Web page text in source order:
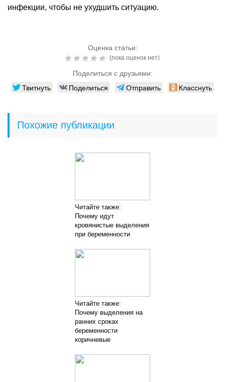
инфекции, чтобы не ухудшить ситуацию.
Оценка статьи:
(пока оценок нет)
Поделиться с друзьями:
Твитнуть Поделиться Отправить Класснуть
Похожие публикации
Читайте также:
Почему идут
кровянистые выделения
при беременности
Читайте также:
Почему выделения на
ранних сроках
беременности
коричневые